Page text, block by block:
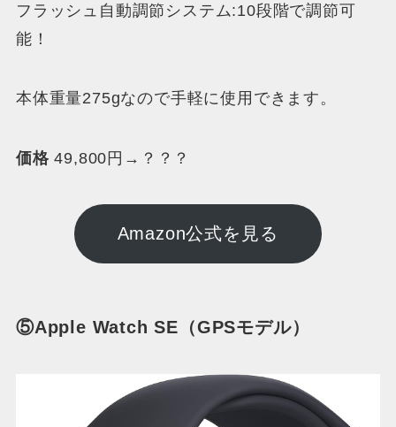
フラッシュ自動調節システム:10段階で調節可
能！
本体重量275gなので手軽に使用できます。
価格49,800円→？？？
Amazon公式を見る
⑤Apple Watch SE（GPSモデル）